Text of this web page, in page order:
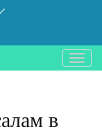
باز
و
в